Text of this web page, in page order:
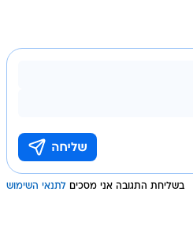
בשליחת התגובה אני מסכים לתנאי השימוש